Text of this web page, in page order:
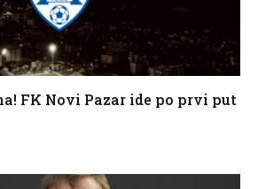
FK Novi Pazar ide po prvi put